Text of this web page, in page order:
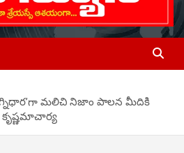
మలిచి నిజాం పాలన మీదికి